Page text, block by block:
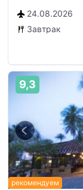
24.08.2026
Завтрак
9,3